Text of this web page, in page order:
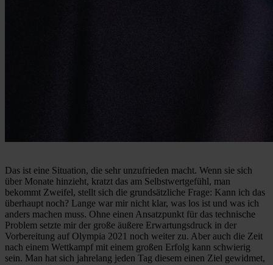
Das ist eine Situation, die sehr unzufrieden macht. Wenn sie sich
über Monate hinzieht, kratzt das am Selbstwertgefühl, man
bekommt Zweifel, stellt sich die grundsätzliche Frage: Kann ich das
überhaupt noch? Lange war mir nicht klar, was los ist und was ich
anders machen muss. Ohne einen Ansatzpunkt für das technische
Problem setzte mir der große äußere Erwartungsdruck in der
Vorbereitung auf Olympia 2021 noch weiter zu. Aber auch die Zeit
nach einem Wettkampf mit einem großen Erfolg kann schwierig
sein. Man hat sich jahrelang jeden Tag diesem einen Ziel gewidmet,